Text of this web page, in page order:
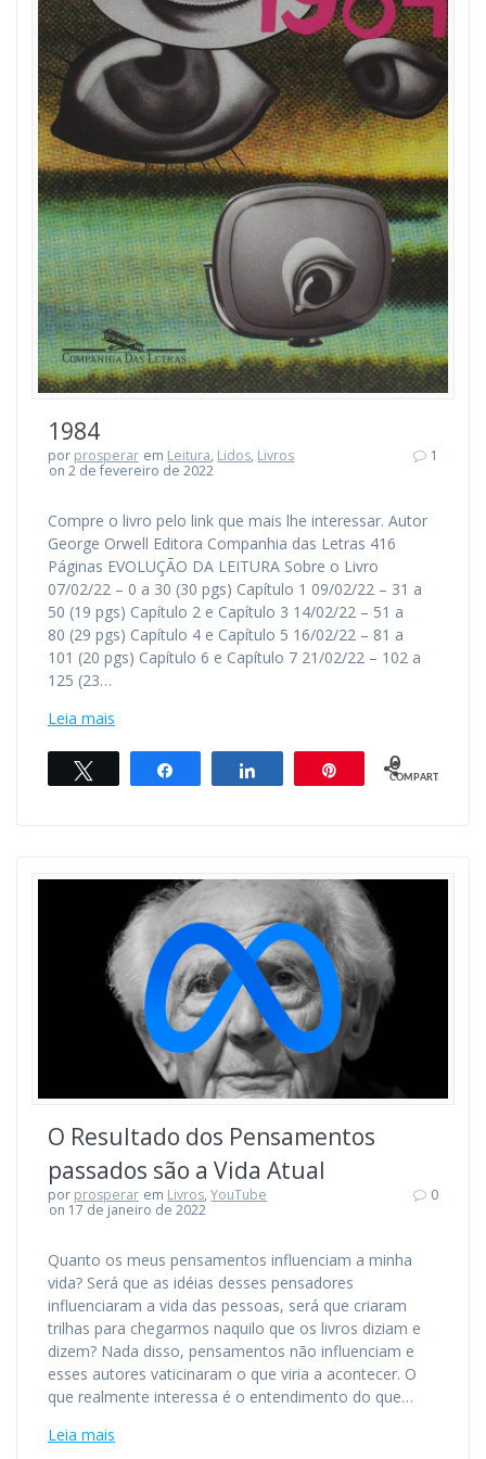
1984
por prosperar em Leitura, Lidos, Livros
on 2 de fevereiro de 2022
1
Compre o livro pelo link que mais lhe interessar. Autor
George Orwell Editora Companhia das Letras 416
Páginas EVOLUÇÃO DA LEITURA Sobre o Livro
07/02/22 – 0 a 30 (30 pgs) Capítulo 1 09/02/22 – 31 a
50 (19 pgs) Capítulo 2 e Capítulo 3 14/02/22 – 51 a
80 (29 pgs) Capítulo 4 e Capítulo 5 16/02/22 – 81 a
101 (20 pgs) Capítulo 6 e Capítulo 7 21/02/22 – 102 a
125 (23…
Leia mais
Compartilhar Compartilhar 0
COMPART.
O Resultado dos Pensamentos
passados são a Vida Atual
por prosperar em Livros,YouTube
on 17 de janeiro de 2022
0
Quanto os meus pensamentos influenciam a minha
vida? Será que as idéias desses pensadores
influenciaram a vida das pessoas, será que criaram
trilhas para chegarmos naquilo que os livros diziam e
dizem? Nada disso, pensamentos não influenciam e
esses autores vaticinaram o que viria a acontecer. O
que realmente interessa é o entendimento do que…
Leia mais